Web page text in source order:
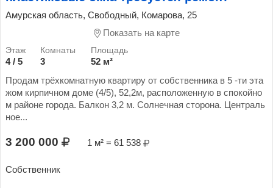
Амурская область, Свободный, Комарова, 25
Показать на карте
4 / 5 3
52 м²
Продам трёхкомнатную квартиру от собственника в 5 -ти эта
жом кирпичном доме (4/5), 52,2м, расположенную в спокойно
м районе города. Балкон 3,2 м. Солнечная сторона. Централь
ное...
3 200 000 1 м² = 61 538
Собственник